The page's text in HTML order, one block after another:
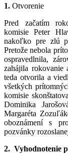
1. Otvorenie
Pred začatím
komisie Peter
nakoľko pre zlú
Pretože nebola
ospravedlnila,
zahájila rokovanie
teda otvorila a
všetkých
komisie
Dominika
Margaréta
oboznámení s
pozvánky
2. Vyhodnotenie